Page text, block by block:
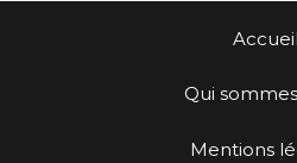
Accueil
Qui
Mentions